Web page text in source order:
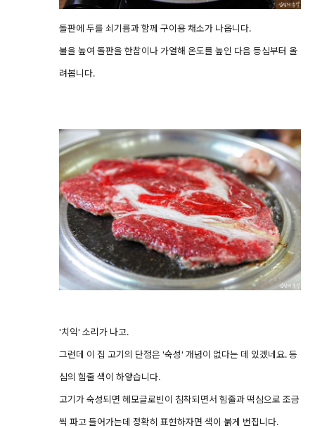
돌판에 두를 쇠기름과 함께 구이용 채소가 나옵니다.
불을 높여 돌판을 한참이나 가열해 온도를 높인 다음 등심부터 올
려봅니다.
'치익' 소리가 나고.
그런데 이 집 고기의 단점은 '숙성' 개념이 없다는 데 있겠네요. 등
심의 힘줄 색이 하얗습니다.
고기가 숙성되면 헤모글로빈이 침착되면서 힘줄과 떡심으로 조금
씩 파고 들어가는데 정확히 표현하자면 색이 붉게 번집니다.